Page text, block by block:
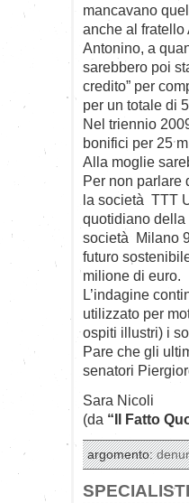
mancavano
anche al
Antonino, a
sarebbero poi
credito” per
per un totale di
Nel triennio
bonifici per 25
Alla moglie
Per non parlare
la società TTT
quotidiano della
società Milano
futuro
milione di euro.
L’indagine
utilizzato per
ospiti illustri) i
Pare che gli
senatori
Sara Nicoli
(da “Il Fatto
argomento: